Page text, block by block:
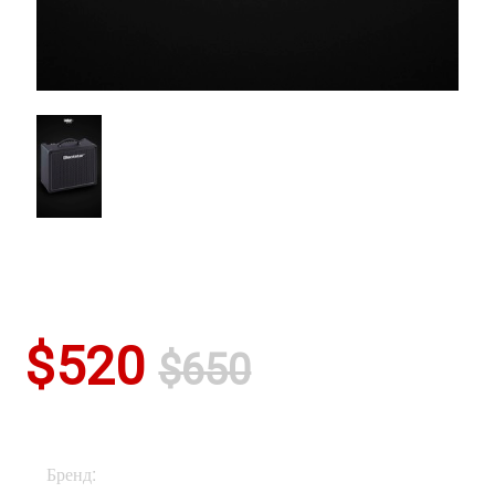
$520$650
Бренд: